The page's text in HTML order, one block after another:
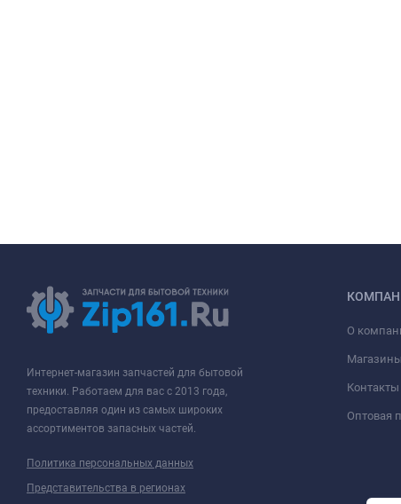
Интернет-магазин запчастей для бытовой
техники. Работаем для вас с 2013 года,
предоставляя один из самых широких
ассортиментов запасных частей.
Политика персональных данных
Представительства в регионах
О
Магазины
Контакты
Оптовая